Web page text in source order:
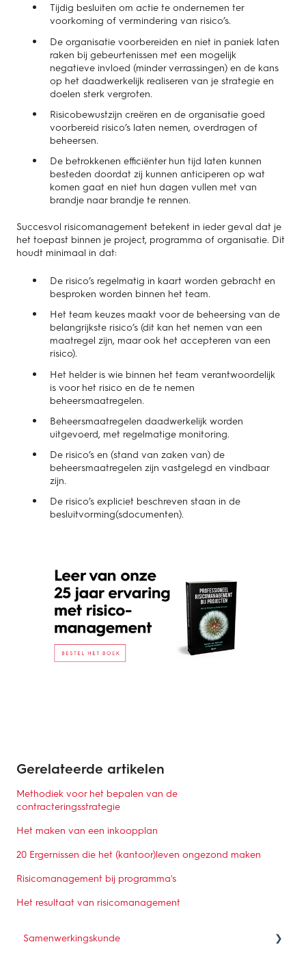
Tijdig besluiten om actie te ondernemen ter
voorkoming of vermindering van risico’s.
De organisatie voorbereiden en niet in paniek laten
raken bij gebeurtenissen met een mogelijk
negatieve invloed (minder verrassingen) en de kans
op het daadwerkelijk realiseren van je strategie en
doelen sterk vergroten.
Risicobewustzijn creëren en de organisatie goed
voorbereid risico’s laten nemen, overdragen of
beheersen.
De betrokkenen efficiënter hun tijd laten kunnen
besteden doordat zij kunnen anticiperen op wat
komen gaat en niet hun dagen vullen met van
brandje naar brandje te rennen.
Succesvol risicomanagement betekent in ieder geval dat je
het toepast binnen je project, programma of organisatie. Dit
houdt minimaal in dat:
De risico’s regelmatig in kaart worden gebracht en
besproken worden binnen het team.
Het team keuzes maakt voor de beheersing van de
belangrijkste risico’s (dit kan het nemen van een
maatregel zijn, maar ook het accepteren van een
risico).
Het helder is wie binnen het team verantwoordelijk
is voor het risico en de te nemen
beheersmaatregelen.
Beheersmaatregelen daadwerkelijk worden
uitgevoerd, met regelmatige monitoring.
De risico’s en (stand van zaken van) de
beheersmaatregelen zijn vastgelegd en vindbaar
zijn.
De risico’s expliciet beschreven staan in de
besluitvorming(sdocumenten).
Gerelateerde artikelen
Methodiek voor het bepalen van de
contracteringsstrategie
Het maken van een inkoopplan
20 Ergernissen die het (kantoor)leven ongezond maken
Risicomanagement bij programma's
Het resultaat van risicomanagement
Samenwerkingskunde